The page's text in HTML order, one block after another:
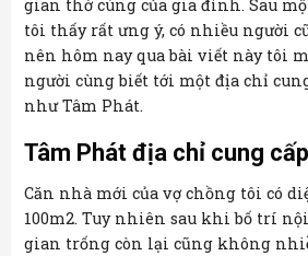
gian thờ cúng của gia đình. Sau
tôi thấy rất ưng ý, có nhiều người
nên hôm nay qua bài viết này tôi
người cùng biết tới một địa chỉ
như Tâm Phát.
Tâm Phát địa chỉ cung
Căn nhà mới của vợ chồng tôi có
100m2. Tuy nhiên sau khi bố trí
gian trống còn lại cũng không